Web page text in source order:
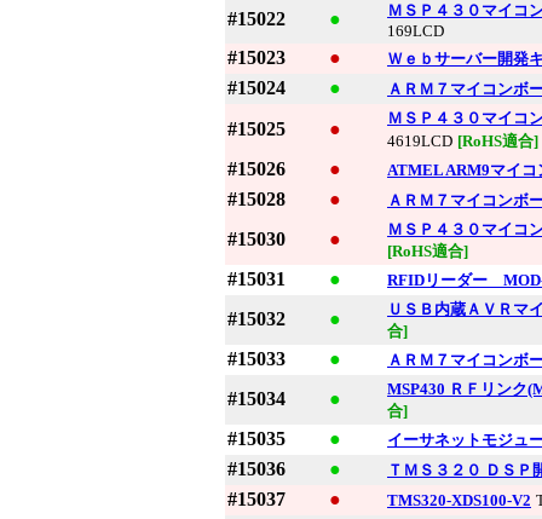
#15022 ●
ＭＳＰ４３０マイコ
169LCD
#15023 ● Ｗｅｂサーバー開発
#15024 ● ＡＲＭ７マイコンボ
#15025 ●
ＭＳＰ４３０マイコ
4619LCD [RoHS適合]
#15026 ● ATMEL ARM9マイ
#15028 ● ＡＲＭ７マイコン
#15030 ●
ＭＳＰ４３０マイコ
[RoHS適合]
#15031 ● RFIDリーダー
#15032 ●
ＵＳＢ内蔵ＡＶＲマ
合]
#15033 ● ＡＲＭ７マイコンボ
#15034 ●
MSP430 ＲＦリンク
合]
#15035 ● イーサネットモジュ
#15036 ● ＴＭＳ３２０ ＤＳＰ
#15037 ● TMS320-XDS100-V2